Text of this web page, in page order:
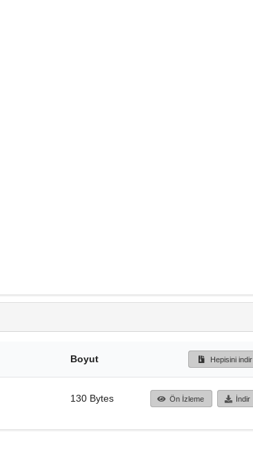
Boyut Hepisini indir
130 Bytes Ön İzleme İndir